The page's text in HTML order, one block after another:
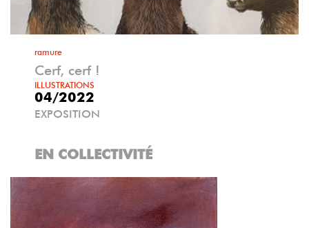
ramure
Cerf, cerf !
ILLUSTRATIONS
04/2022
EXPOSITION
EN COLLECTIVITÉ